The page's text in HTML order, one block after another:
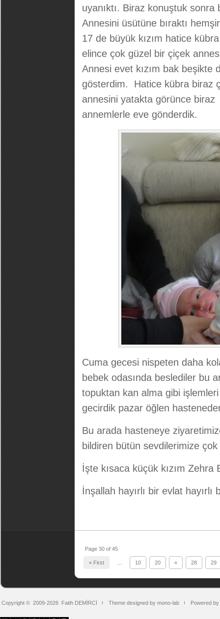
uyanıktı. Biraz konuştuk sonra
Annesini üsütüne bıraktı
17 de büyük kızım hatice
elince çok güzel bir çiçek
Annesi evet kızım bak beşikte
gösterdim. Hatice kübra biraz
annesini yatakta görünce
annemlerle eve gönderdik.
Cuma gecesi nispeten daha
bebek odasında beslediler bu
topuktan kan alma gibi
gecirdik pazar öğlen
Bu arada hasteneye
bildiren bütün sevdilerimize
İşte kısaca küçük kızım Zehra
İnşallah hayırlı bir evlat hayırlı
Page 30 of 45
« First 10 20 « 28 29
Copyright © 2009-2026 Fatih DEMİRCİ Theme designed by mono-lab Powered